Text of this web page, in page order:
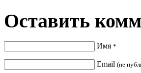
Оставить
Имя *
Email (не